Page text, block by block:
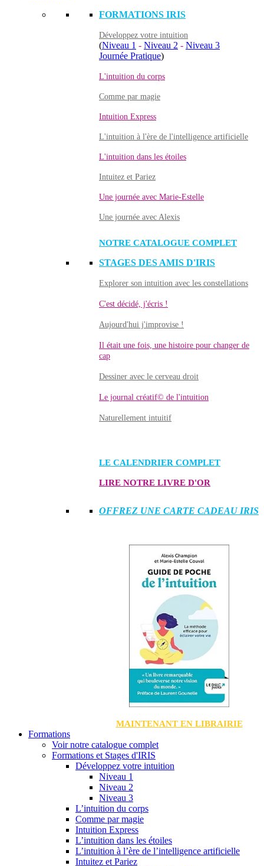
FORMATIONS IRIS
Développez votre intuition
(Niveau 1 - Niveau 2 - Niveau 3
Journée Pratique)
L'intuition du corps
Comme par magie
Intuition Express
L'intuition à l'ère de l'intelligence artificielle
L'intuition dans les étoiles
Intuitez et Pariez
Une journée avec Marie-Estelle
Une journée avec Alexis
NOTRE CATALOGUE COMPLET
STAGES DES AMIS D'IRIS
Explorer son intuition avec les constellations
C'est décidé, j'écris !
Aujourd'hui j'improvise !
Il était une fois, une histoire pour changer de
cap
Dessiner avec le cerveau droit
Le journal créatif© de l'intuition
Naturellement intuitif
LE CALENDRIER COMPLET
LIRE NOTRE LIVRE D'OR
OFFREZ UNE CARTE CADEAU IRIS
MAINTENANT EN LIBRAIRIE
Formations
Voir notre catalogue complet
Formations et Stages d'IRIS
Développez votre intuition
Niveau 1
Niveau 2
Niveau 3
L’intuition du corps
Comme par magie
Intuition Express
L’intuition dans les étoiles
L’intuition à l’ère de l’intelligence artificielle
Intuitez et Pariez